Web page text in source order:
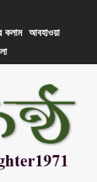
কলাম
আবহাওয়া